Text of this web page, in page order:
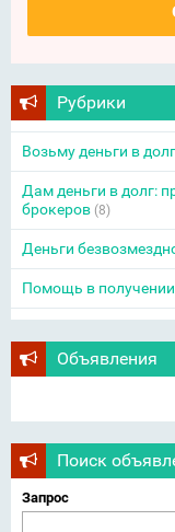
Рубрики
Возьму деньги в
Дам деньги в долг:
брокеров (8)
Деньги
Помощь в
Объявления
Поиск
Запрос